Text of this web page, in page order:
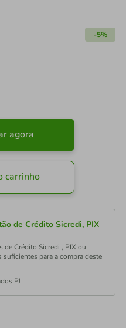
-5%
agora
carrinho
de Crédito Sicredi, PIX
de Crédito Sicredi , PIX ou
para a compra deste
PJ